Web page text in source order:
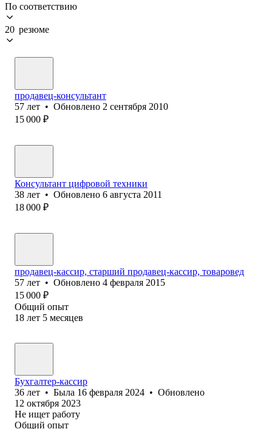
По соответствию
20 резюме
продавец-консультант
57 лет • Обновлено 2 сентября 2010
15 000 ₽
Консультант цифровой техники
38 лет • Обновлено 6 августа 2011
18 000 ₽
продавец-кассир, старший продавец-кассир, товаровед
57 лет • Обновлено 4 февраля 2015
15 000 ₽
Общий опыт
18 лет 5 месяцев
Бухгалтер-кассир
36 лет • Была 16 февраля 2024 • Обновлено
12 октября 2023
Не ищет работу
Общий опыт